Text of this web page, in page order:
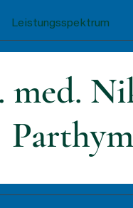
Leistungsspektrum
med.